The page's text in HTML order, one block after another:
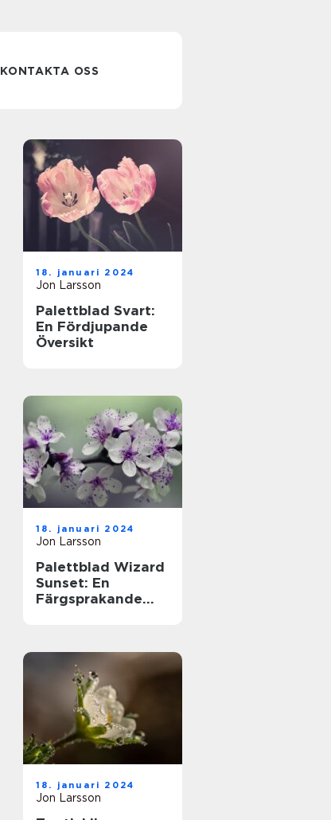
KONTAKTA OSS
Utforska den
spännande
världen av
den spänning som följer med varje spinn av
rouletthjulet. I denna artikel komme...
18. januari 2024
Jon Larsson
Palettblad Svart:
En Fördjupande
Översikt
18. januari 2024
Jon Larsson
Palettblad Wizard
Sunset: En
Färgsprakande
18. januari 2024
Jon Larsson